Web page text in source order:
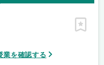
業を確認する
ピン留